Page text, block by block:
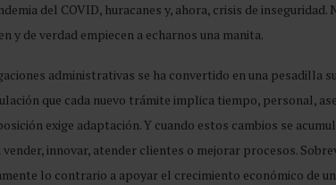
del COVID, huracanes y, ahora, crisis de
y de verdad empiecen a echarnos una manita.
administrativas se ha convertido en una pesadilla
que cada nuevo trámite implica tiempo, personal,
exige adaptación. Y cuando estos cambios se
innovar, atender clientes o mejorar procesos.
lo contrario a apoyar el crecimiento económico de